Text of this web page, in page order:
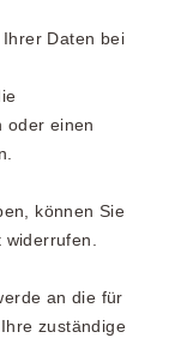
Daten bei
oder einen
können Sie
an die für
zuständige